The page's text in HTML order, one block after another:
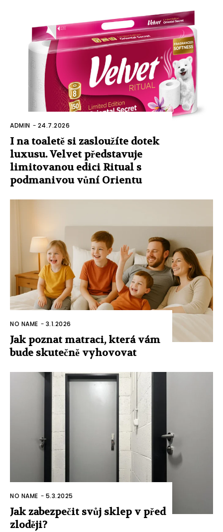
ADMIN - 24.7.2026
I na toaletě si zasloužíte dotek
luxusu. Velvet představuje
limitovanou edici Ritual s
podmanivou vůní Orientu
NO NAME - 3.1.2026
Jak poznat matraci, která vám
bude skutečně vyhovovat
NO NAME - 5.3.2025
Jak zabezpečit svůj sklep v před
zloději?